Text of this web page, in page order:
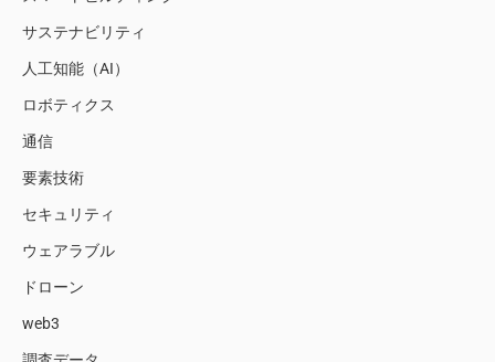
サステナビリティ
人工知能（AI）
ロボティクス
通信
要素技術
セキュリティ
ウェアラブル
ドローン
web3